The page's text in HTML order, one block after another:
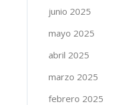
junio 2025
mayo 2025
abril 2025
marzo 2025
febrero 2025